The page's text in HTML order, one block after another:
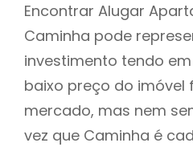
Encontrar Alugar
Caminha pode
investimento tendo
baixo preço do imóvel
mercado, mas nem
vez que Caminha é